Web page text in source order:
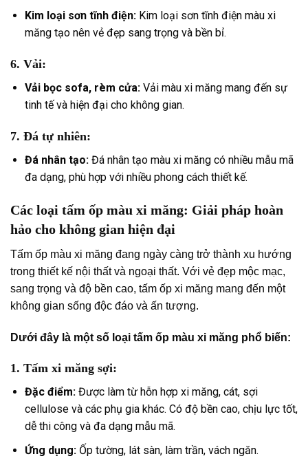
Kim loại sơn tĩnh điện:Kim loại sơn tĩnh điện màu xi
măng tạo nên vẻ đẹp sang trọng và bền bỉ.
6. Vải:
Vải bọc sofa, rèm cửa:Vải màu xi măng mang đến sự
tinh tế và hiện đại cho không gian.
7. Đá tự nhiên:
Đá nhân tạo:Đá nhân tạo màu xi măng có nhiều mẫu mã
đa dạng, phù hợp với nhiều phong cách thiết kế.
Các loại tấm ốp màu xi măng: Giải pháp hoàn
hảo cho không gian hiện đại
Tấm ốp màu xi măng đang ngày càng trở thành xu hướng
trong thiết kế nội thất và ngoại thất. Với vẻ đẹp mộc mạc,
sang trọng và độ bền cao, tấm ốp xi măng mang đến một
không gian sống độc đáo và ấn tượng.
Dưới đây là một số loại tấm ốp màu xi măng phổ biến:
1. Tấm xi măng sợi:
Đặc điểm:Được làm từ hỗn hợp xi măng, cát, sợi
cellulose và các phụ gia khác. Có độ bền cao, chịu lực tốt,
dễ thi công và đa dạng mẫu mã.
Ứng dụng:Ốp tường, lát sàn, làm trần, vách ngăn.